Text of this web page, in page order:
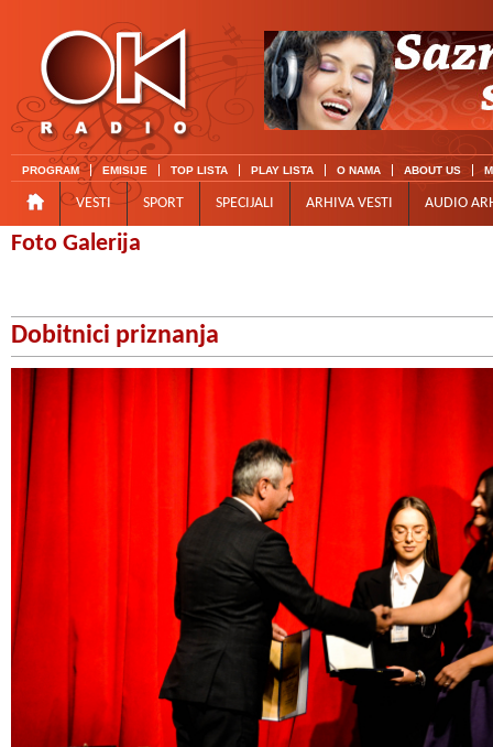
PROGRAM EMISIJE TOP LISTA PLAY LISTA O NAMA ABOUT US
VESTI SPORT SPECIJALI ARHIVA VESTI AUDIO
Foto Galerija
Dobitnici priznanja